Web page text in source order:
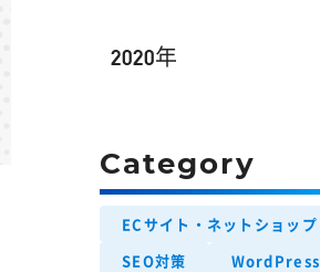
2020年
Category
ECサイト・ネットショップ
SEO対策
WordPress